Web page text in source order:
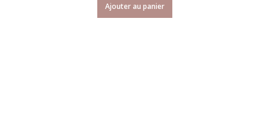
Ajouter au panier